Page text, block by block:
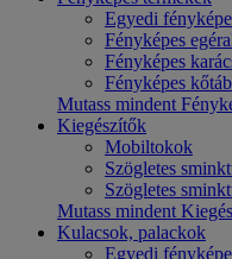
Egyedi
Fényképes
Fényképes
Fényképes
Mutass mindent
Kiegészítők
Mobiltokok
Szögletes
Szögletes
Mutass mindent
Kulacsok, palackok
Egyedi